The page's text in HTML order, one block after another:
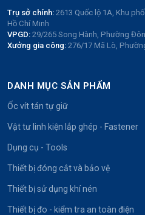
Trụ sở chính: 2613 Quốc lộ 1A, Khu
Hồ Chí Minh
VPGD: 29/265 Song Hành, Phường
Xưởng gia công: 276/17 Mã Lò,
DANH MỤC SẢN PHẨM
Ốc vít tán tự giữ
Vật tư linh kiện lắp ghép - Fastener
Dụng cụ - Tools
Thiết bị đóng cắt và bảo vệ
Thiết bị sử dụng khí nén
Thiết bị đo - kiểm tra an toàn điện